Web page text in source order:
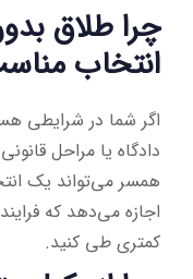
چرا طلاق
انتخاب
اگر شما در شرایطی
دادگاه یا مراحل
همسر می‌تواند یک
اجازه می‌دهد که
کمتری طی کنید.